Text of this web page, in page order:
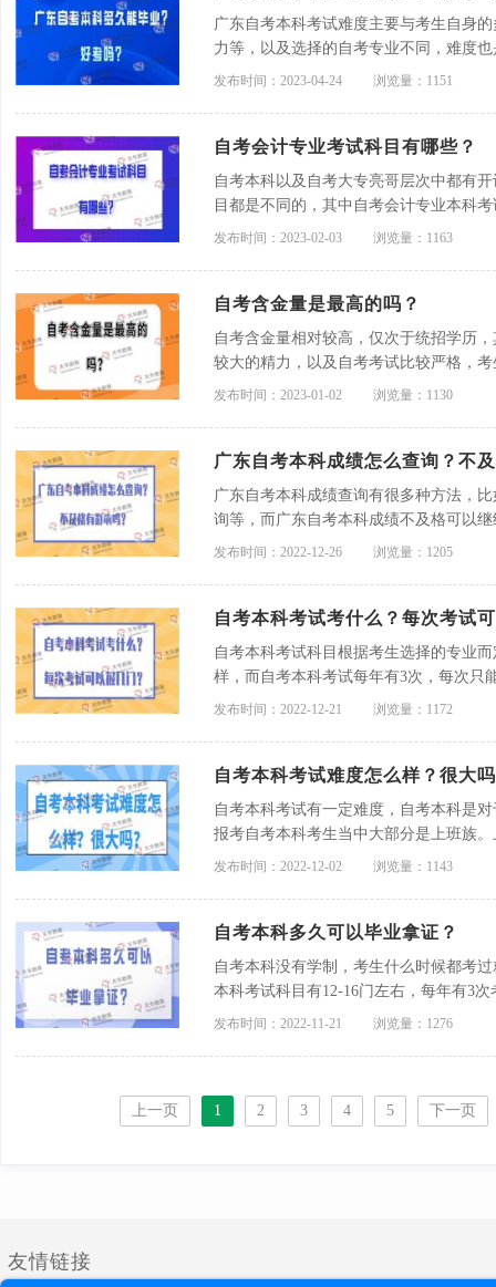
广东自考本科考试难度主要与考生自身
力等，以及选择的自考专业不同，难度
次可报考4门科目，所以一般考生至快可
发布时间：2023-04-24 浏览量：1151
自考会计专业考试科目有哪些？
自考本科以及自考大专亮哥层次中都有
目都是不同的，其中自考会计专业本科
概率论与数理统计、金融理论与务实、
发布时间：2023-02-03 浏览量：1163
自考含金量是最高的吗？
自考含金量相对较高，仅次于统招学历
较大的精力，以及自考考试比较严格，
业，而且自考学历也是属于国家承认学
发布时间：2023-01-02 浏览量：1130
广东自考本科成绩怎么查询？不
广东自考本科成绩查询有很多种方法，
询等，而广东自考本科成绩不及格可以
大的影响，而且广东自考成绩有效期不
发布时间：2022-12-26 浏览量：1205
自考本科考试考什么？每次考试
自考本科考试科目根据考生选择的专业
样，而自考本科考试每年有3次，每次只
行，所以考生若想要提高考试通过率，
发布时间：2022-12-21 浏览量：1172
自考本科考试难度怎么样？很大
自考本科考试有一定难度，自考本科是
报考自考本科考生当中大部分是上班族
择自考辅导班学习，有老师的专业指导
发布时间：2022-12-02 浏览量：1143
自考本科多久可以毕业拿证？
自考本科没有学制，考生什么时候都考
本科考试科目有12-16门左右，每年有3
话，最快两年左右就可以申请毕业拿证。
发布时间：2022-11-21 浏览量：1276
上一页 1 2 3 4 5 下一页
友情链接